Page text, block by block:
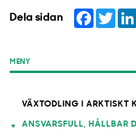
Dela sidan Facebook
MENY
VÄXTODLING I ARKTISKT
ANSVARSFULL, HÅLLBAR